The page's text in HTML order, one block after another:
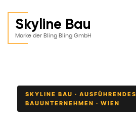
Skyline Bau
Marke der Bling Bling GmbH
SKYLINE BAU · AUSFÜHRENDES
BAUUNTERNEHMEN · WIEN